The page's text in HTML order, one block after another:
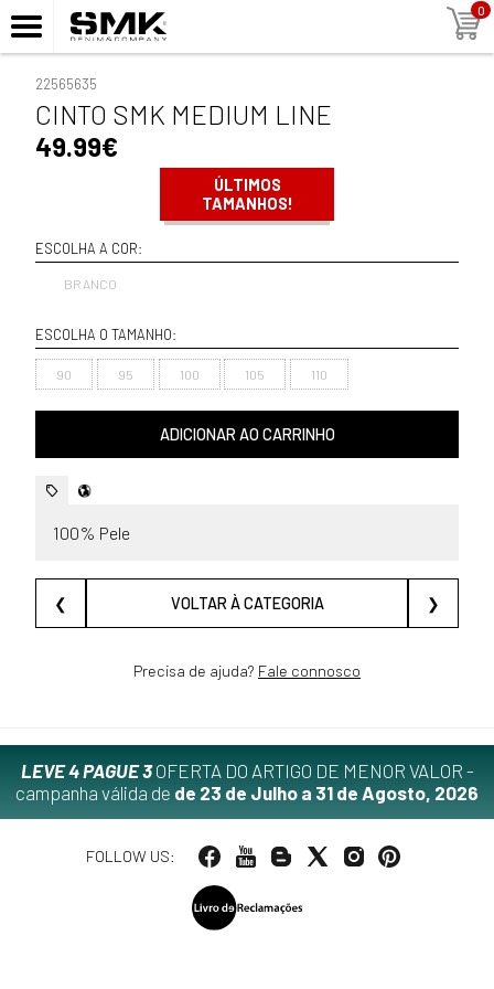
0
22565635
CINTO SMK MEDIUM LINE
49.99€
ÚLTIMOS
TAMANHOS!
ESCOLHA A COR:
BRANCO
ESCOLHA O TAMANHO:
90 95 100 105 110
ADICIONAR AO CARRINHO
100% Pele
❮ VOLTAR À CATEGORIA ❯
Precisa de ajuda? Fale connosco
LEVE 4 PAGUE 3OFERTA DO ARTIGO DE MENOR VALOR -
campanha válida de de 23 de Julho a 31 de Agosto, 2026
FOLLOW US: